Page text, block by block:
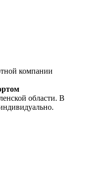
компании
области. В